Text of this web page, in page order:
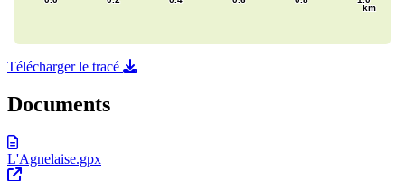
Télécharger le tracé
Documents
L'Agnelaise.gpx